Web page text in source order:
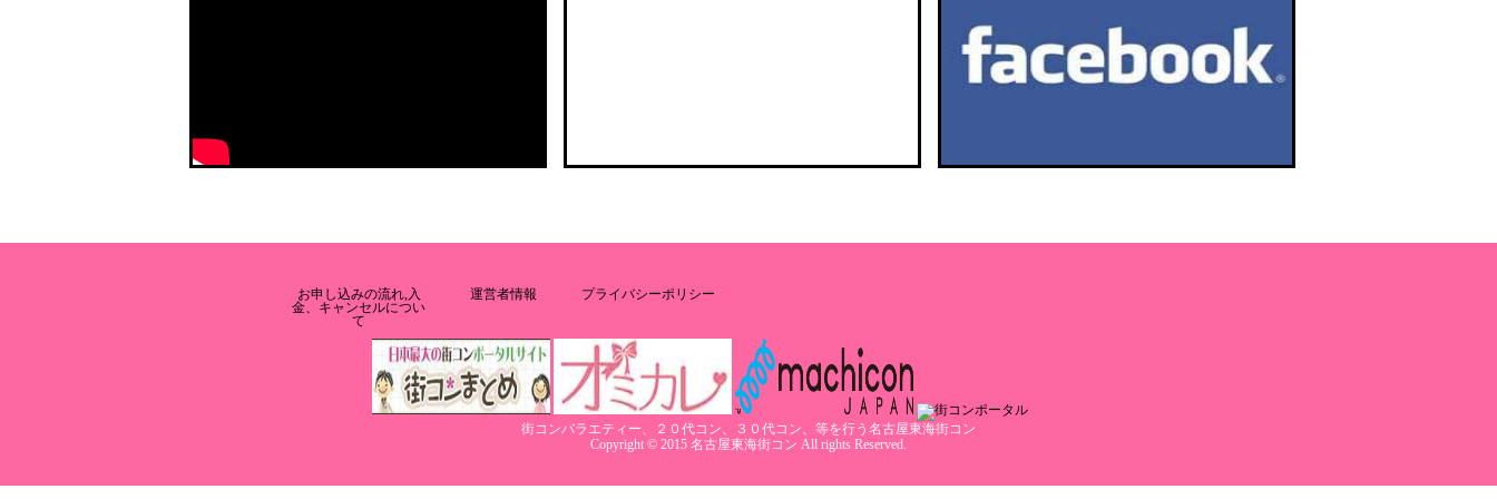
お申し込みの流れ,入
金、キャンセルについ
て
運営者情報 プライバシーポリシー
街コンバラエティー、２０代コン、３０代コン、等を行う名古屋東海街コン
Copyright © 2015 名古屋東海街コン All rights Reserved.